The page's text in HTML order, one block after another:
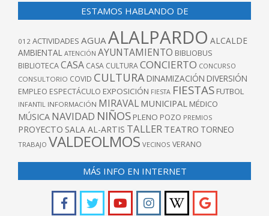
ESTAMOS HABLANDO DE
012 ACTIVIDADES AGUAALALPARDO ALCALDE
AMBIENTAL ATENCIÓN AYUNTAMIENTO BIBLIOBUS
BIBLIOTECACASA CASA CULTURACONCIERTO CONCURSO
CONSULTORIO COVID CULTURA DINAMIZACIÓN DIVERSIÓN
EMPLEO ESPECTÁCULO EXPOSICIÓN FIESTA FIESTAS FUTBOL
INFANTIL INFORMACIÓN MIRAVAL MUNICIPAL MÉDICO
MÚSICA NAVIDAD NIÑOS PLENO POZO PREMIOS
PROYECTO SALA AL-ARTIS TALLER TEATRO TORNEO
TRABAJO VALDEOLMOS VECINOS VERANO
MÁS INFO EN INTERNET